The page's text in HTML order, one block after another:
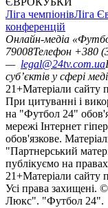
Ліга чемпіонівЛіга
конференцій
Онлайн-медіа
79008Телефон +380
— legal@24tv.com.ua
суб’єктів у сфері
21+Матеріали сайту
При цитуванні і
на "Футбол 24"
мережі Інтернет
обов'язкове.
"Партнерський
публікуємо на
21+Матеріали сайту
Усi права захищенi.
Люкс". "Футбол 24".